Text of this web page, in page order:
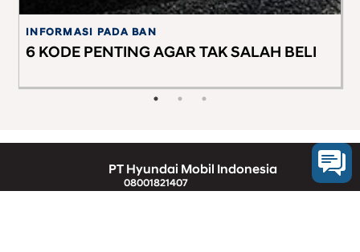
INFORMASI PADA BAN
6 KODE PENTING AGAR TAK SALAH BELI
PT Hyundai Mobil Indonesia
08001821407